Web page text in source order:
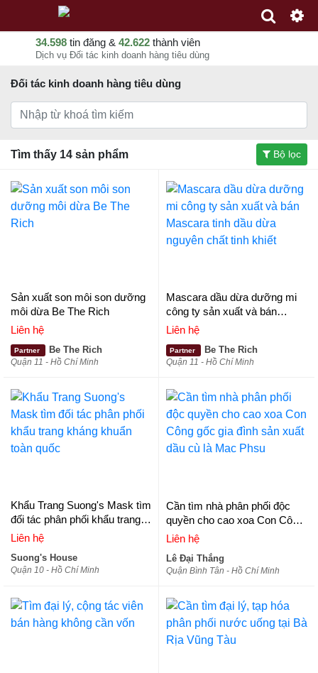
34.598 tin đăng & 42.622 thành viên
Dịch vụ Đối tác kinh doanh hàng tiêu dùng
Đối tác kinh doanh hàng tiêu dùng
Tìm thấy 14 sản phẩm Bộ lọc
Sản xuất son môi son dưỡng
môi dừa Be The Rich
Liên hệ
Partner Be The Rich
Quận 11 - Hồ Chí Minh
Mascara dầu dừa dưỡng mi
công ty sản xuất và bán
Mascara tinh dầu dừa nguyên
Liên hệ
Partner Be The Rich
Quận 11 - Hồ Chí Minh
Khẩu Trang Suong's Mask tìm
đối tác phân phối khẩu trang
kháng khuẩn toàn quốc
Liên hệ
Suong's House
Quận 10 - Hồ Chí Minh
Cần tìm nhà phân phối độc
quyền cho cao xoa Con Công
gốc gia đình sản xuất dầu cù
Liên hệ
Lê Đại Thắng
Quận Bình Tân - Hồ Chí Minh